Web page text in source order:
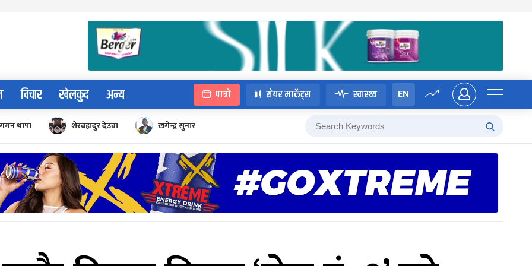
विचार खेलकुद अन्य पात्रो सेयर मार्केट्स स्वास्थ्य EN
गगन थापा शेरबहादुर देउवा खगेन्द्र सुनार